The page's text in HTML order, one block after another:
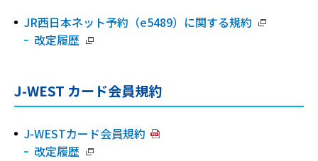
JR西日本ネット予約（e5489）に関する規約
改定履歴
J-WEST カード会員規約
J-WESTカード会員規約
改定履歴